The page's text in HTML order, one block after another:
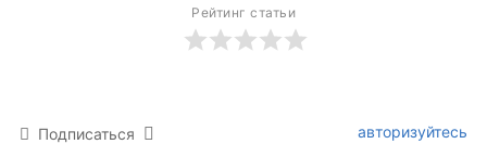
Рейтинг статьи
Подписаться авторизуйтесь